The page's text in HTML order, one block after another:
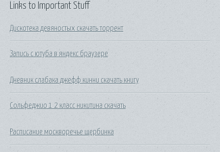
Links to Important Stuff
Дискотека девяностых скачать торрент
Запись с ютуба в яндекс браузере
Дневник слабака джефф кинни скачать книгу
Сольфеджио 1 2 класс никитина скачать
Расписание москворечье щербинка